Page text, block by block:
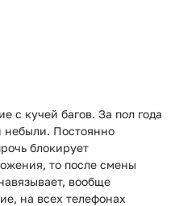
с кучей багов. За пол года
небыли. Постоянно
блокирует
то после смены
вообще
на всех телефонах